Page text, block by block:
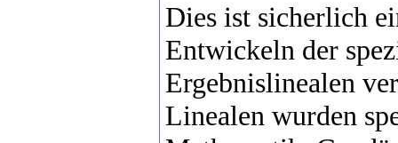
Dies ist sicherlich
Entwickeln der
Ergebnislinealen
Linealen wurden